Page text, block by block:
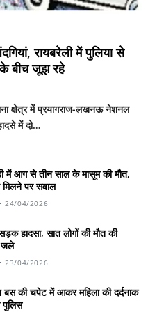
रायबरेली में पुलिया से
बीच जूझ रहे
क्षेत्र में प्रयागराज-लखनऊ नेशनल
में दो…
में आग से तीन साल के मासूम की मौत,
पर सवाल
24/04/2026
हादसा, सात लोगों की मौत की
जले
23/04/2026
की चपेट में आकर महिला की दर्दनाक